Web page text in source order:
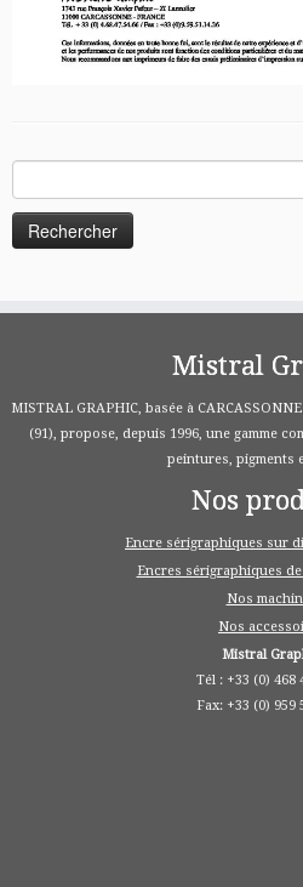
Mistral
MISTRAL GRAPHIC, basée à
(91), propose, depuis 1996, une gamme
peintures, pigments
Nos
Encre sérigraphiques sur
Encres sérigraphiques
Nos
Nos
Mistral
Tél : +33 (0) 468
Fax: +33 (0) 959